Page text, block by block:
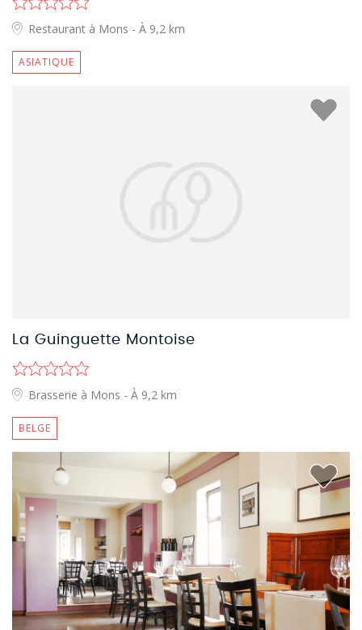
Restaurant à Mons - À 9,2 km
ASIATIQUE
La Guinguette Montoise
Brasserie à Mons - À 9,2 km
BELGE